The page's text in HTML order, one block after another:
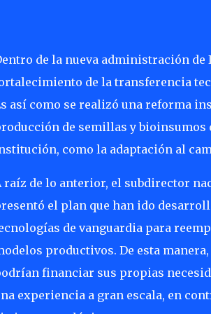
de la nueva administración de
de la transferencia
así como se realizó una reforma
de semillas y
como la adaptación al
raíz de lo anterior, el subdirector
el plan que han ido
de vanguardia para
productivos. De esta
financiar sus propias
experiencia a gran escala, en